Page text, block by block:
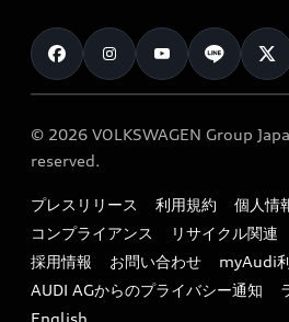
カタログ一覧
車検 / 定期点検
e-tronアフターサポート
myAudi
クオリティ
保証
メンテナンス
ファイナンス
キャンペーン / イベント
買取査定
お知らせ
オーナー様向けキャンペーン
特定整備適用車一覧
リサイクル法
よくある質問（FAQ）
© 2026 VOLKSWAGEN Group
reserved.
プレスリリース 利用規約
個人情
コンプライアンス
リサイクル関連
採用情報
お問い合わせ
myAudi
AUDI AGからのプライバシー通知
English